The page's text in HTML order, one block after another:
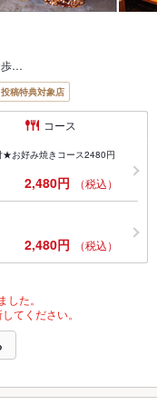
歩…
稿特典対象店
コース
★お好み焼きコース2480円
2,480円 （税込）
2,480円 （税込）
た。
てください。